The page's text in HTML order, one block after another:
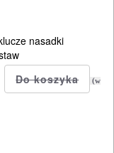
nasadki
(w